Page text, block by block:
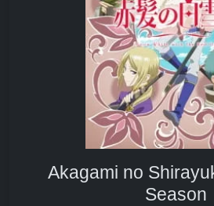
Akagami no
Season